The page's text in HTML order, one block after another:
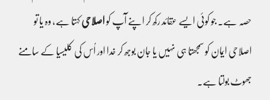
حصہ ہے۔ جو کوئی ایسے عقائد رکھ کر اپنے آپ کواصلاحی کہتا ہے، وہ یا تو
اصلاحی ایمان کو سمجھتا ہی نہیں یا جان بوجھ کر خدا اور اُس کی کلیسیا کے سامنے
جھوٹ بولتا ہے۔